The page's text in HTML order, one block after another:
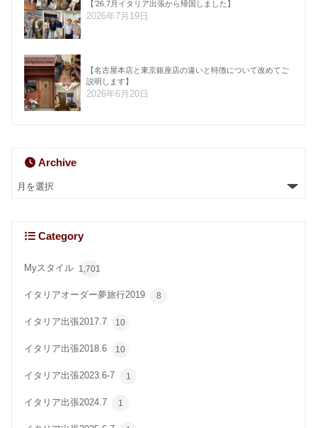
【’26.7月イタリア出張から帰国しました】
2026年7月19日
【名古屋本店と東京銀座店の違いと特徴について改めてご
説明します】
2026年6月20日
Archive
Category
Myスタイル 1,701
イタリアオーダー夢旅行2019 8
イタリア出張2017.7 10
イタリア出張2018.6 10
イタリア出張2023.6-7 1
イタリア出張2024.7 1